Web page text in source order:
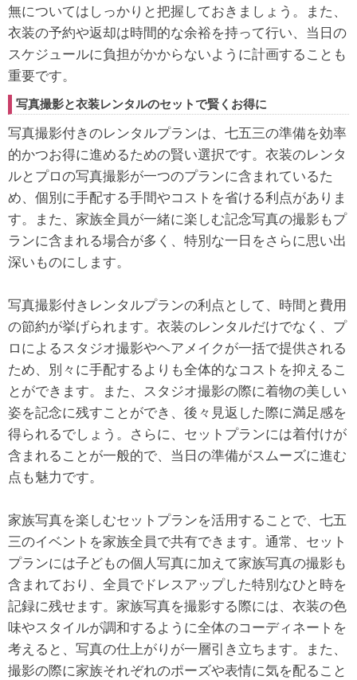
無についてはしっかりと把握しておきましょう。また、
衣装の予約や返却は時間的な余裕を持って行い、当日の
スケジュールに負担がかからないように計画することも
重要です。
写真撮影と衣装レンタルのセットで賢くお得に
写真撮影付きのレンタルプランは、七五三の準備を効率
的かつお得に進めるための賢い選択です。衣装のレンタ
ルとプロの写真撮影が一つのプランに含まれているた
め、個別に手配する手間やコストを省ける利点がありま
す。また、家族全員が一緒に楽しむ記念写真の撮影もプ
ランに含まれる場合が多く、特別な一日をさらに思い出
深いものにします。
写真撮影付きレンタルプランの利点として、時間と費用
の節約が挙げられます。衣装のレンタルだけでなく、プ
ロによるスタジオ撮影やヘアメイクが一括で提供される
ため、別々に手配するよりも全体的なコストを抑えるこ
とができます。また、スタジオ撮影の際に着物の美しい
姿を記念に残すことができ、後々見返した際に満足感を
得られるでしょう。さらに、セットプランには着付けが
含まれることが一般的で、当日の準備がスムーズに進む
点も魅力です。
家族写真を楽しむセットプランを活用することで、七五
三のイベントを家族全員で共有できます。通常、セット
プランには子どもの個人写真に加えて家族写真の撮影も
含まれており、全員でドレスアップした特別なひと時を
記録に残せます。家族写真を撮影する際には、衣装の色
味やスタイルが調和するように全体のコーディネートを
考えると、写真の仕上がりが一層引き立ちます。また、
撮影の際に家族それぞれのポーズや表情に気を配ること